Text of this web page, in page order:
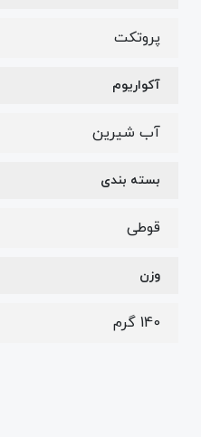
پروتکت
آکواریوم
آب شیرین
بسته بندی
قوطی
وزن
140 گرم